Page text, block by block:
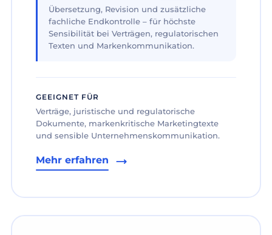
Übersetzung, Revision und zusätzliche
fachliche Endkontrolle – für höchste
Sensibilität bei Verträgen, regulatorischen
Texten und Markenkommunikation.
GEEIGNET FÜR
Verträge, juristische und regulatorische
Dokumente, markenkritische Marketingtexte
und sensible Unternehmenskommunikation.
Mehr erfahren